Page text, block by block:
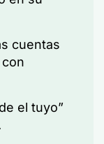
cuentas
el tuyo”